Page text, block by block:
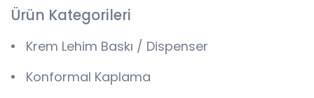
Ürün Kategorileri
Krem Lehim Baskı / Dispenser
Konformal Kaplama